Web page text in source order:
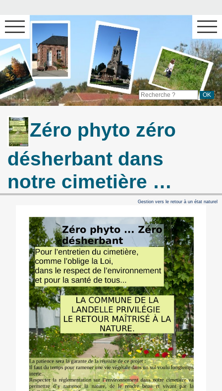
Zéro phyto zéro
désherbant dans
notre cimetière …
Gestion vers le retour à un état naturel